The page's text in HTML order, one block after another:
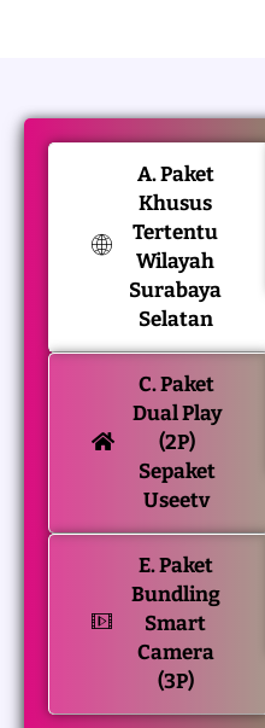
A. Paket
Khusus
Tertentu
Wilayah
Surabaya
Selatan
C. Paket
Dual Play
(2P)
Sepaket
Useetv
E. Paket
Bundling
Smart
Camera
(3P)